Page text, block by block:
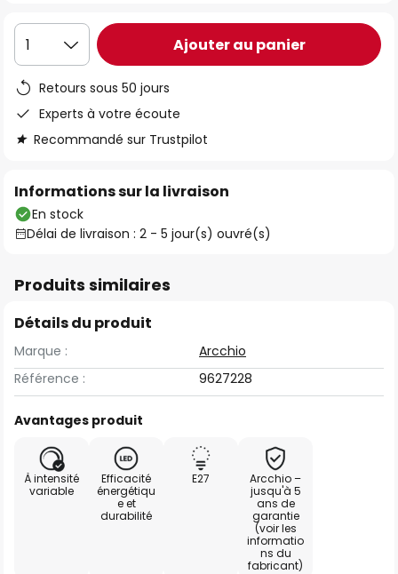
1 Ajouter au panier
Retours sous 50 jours
Experts à votre écoute
Recommandé sur Trustpilot
Informations sur la livraison
En stock
Délai de livraison : 2 - 5 jour(s) ouvré(s)
Produits similaires
Détails du produit
Marque :
Arcchio
Référence :
9627228
Avantages produit
À intensité
variable
Efficacité
énergétiqu
e et
durabilité
E27
Arcchio –
jusqu'à 5
ans de
garantie
(voir les
informatio
ns du
fabricant)